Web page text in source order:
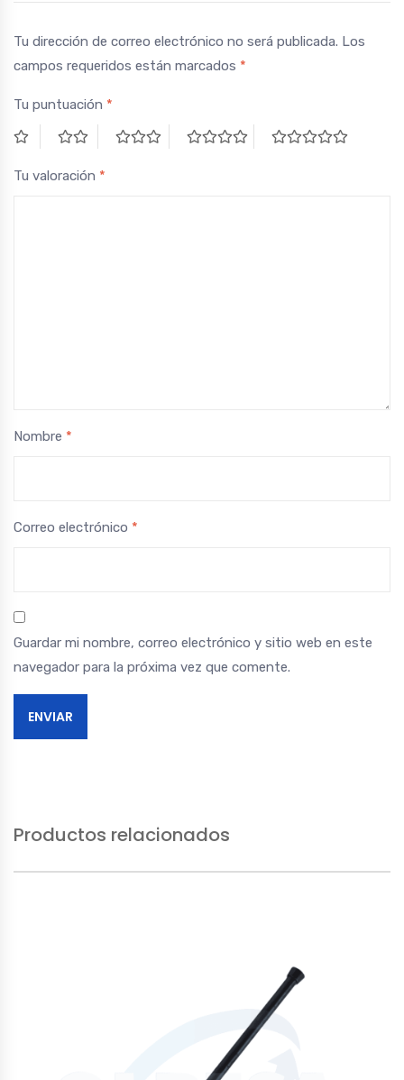
Tu dirección de correo electrónico no será publicada. Los
campos requeridos están marcados *
Tu puntuación *
Tu valoración *
Nombre *
Correo electrónico *
Guardar mi nombre, correo electrónico y sitio web en este
navegador para la próxima vez que comente.
Productos relacionados